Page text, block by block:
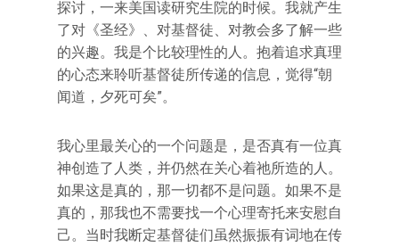
探讨，一来美国读研究生院的时候。我就产生
了对《圣经》、对基督徒、对教会多了解一些
的兴趣。我是个比较理性的人。抱着追求真理
的心态来聆听基督徒所传递的信息，觉得“朝
闻道，夕死可矣”。
我心里最关心的一个问题是，是否真有一位真
神创造了人类，并仍然在关心着祂所造的人。
如果这是真的，那一切都不是问题。如果不是
真的，那我也不需要找一个心理寄托来安慰自
己。当时我断定基督徒们虽然振振有词地在传